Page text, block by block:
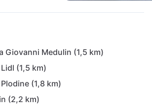
Giovanni Medulin (1,5 km)
(1,5 km)
(1,8 km)
(2,2 km)